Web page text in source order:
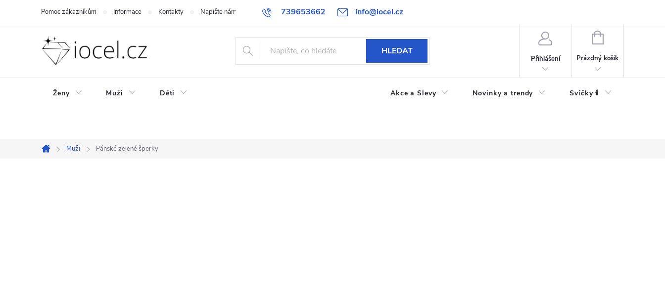
739653662 info@iocel.cz
Pomoc zákazníkům Informace Kontakty Napište nám Blog Obchodní podmínky Oblíbené Spolupráce
HLEDAT
Přihlášení
NÁKUPNÍ
Prázdný košík
Ženy Muži Děti Akce a Slevy Novinky a trendy Svíčky 🕯️
Domů
Muži Pánské zelené šperky